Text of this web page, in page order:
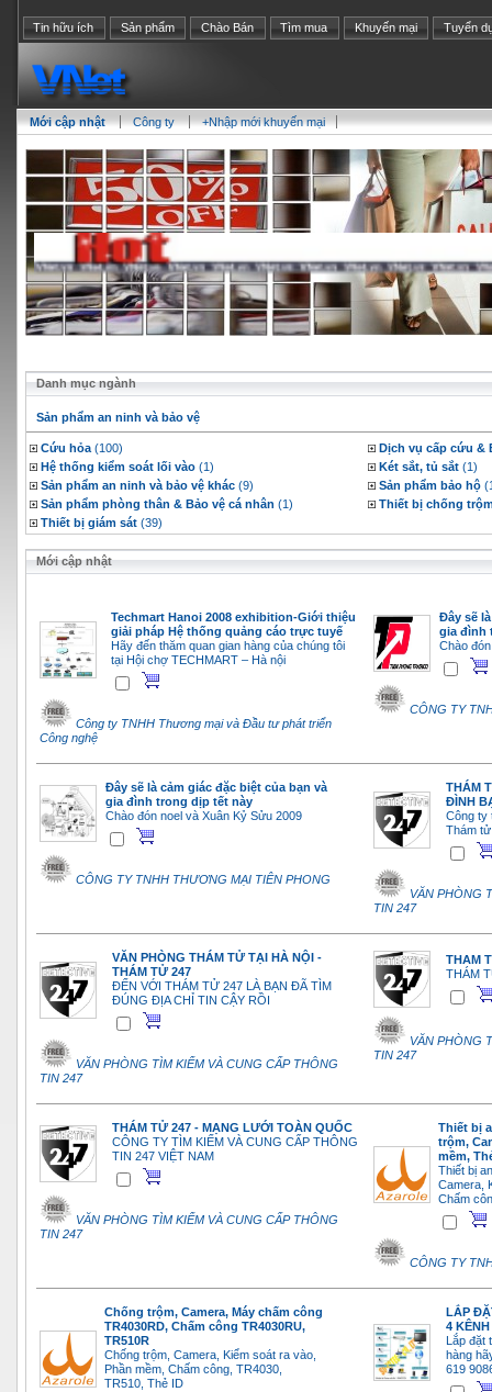
Tin hữu ích Sản phẩm Chào Bán Tìm mua Khuyến mại Tuyển
Mới cập nhật Công ty +Nhập mới khuyến mại
Danh mục ngành
Sản phẩm an ninh và bảo vệ
Cứu hỏa (100)
Dịch vụ cấp cứu &
Hệ thống kiểm soát lối vào (1) Két sắt, tủ sắt (1)
Sản phẩm an ninh và bảo vệ khác (9) Sản phẩm bảo hộ
Sản phẩm phòng thân & Bảo vệ cá nhân (1)
Thiết bị chống
Thiết bị giám sát (39)
Mới cập nhật
Techmart Hanoi 2008 exhibition-Giới thiệu
giải pháp Hệ thống quảng cáo trực tuyế
Hãy đến thăm quan gian hàng của chúng tôi
tại Hội chợ TECHMART – Hà nội
Công ty TNHH Thương mại và Đầu tư phát triển
Công nghệ
Đây sẽ
gia đình
Chào
CÔNG TY
Đây sẽ là cảm giác đặc biệt của bạn và
gia đình trong dịp tết này
Chào đón noel và Xuân Kỷ Sửu 2009
CÔNG TY TNHH THƯƠNG MẠI TIÊN PHONG
THÁM
ĐÌNH
Công ty
Thám
VĂN PHÒNG
TIN 247
VĂN PHÒNG THÁM TỬ TẠI HÀ NỘI -
THÁM TỬ 247
ĐẾN VỚI THÁM TỬ 247 LÀ BẠN ĐÃ TÌM
ĐÚNG ĐỊA CHỈ TIN CẬY RỒI
VĂN PHÒNG TÌM KIẾM VÀ CUNG CẤP THÔNG
TIN 247
THAM
THÁM
VĂN PHÒNG
TIN 247
THÁM TỬ 247 - MẠNG LƯỚI TOÀN QUỐC
CÔNG TY TÌM KIẾM VÀ CUNG CẤP THÔNG
TIN 247 VIỆT NAM
VĂN PHÒNG TÌM KIẾM VÀ CUNG CẤP THÔNG
TIN 247
Thiết bị
trộm,
mềm,
Thiết bị
Camera,
Chấm
CÔNG TY
Chống trộm, Camera, Máy chấm công
TR4030RD, Chấm công TR4030RU,
TR510R
Chống trộm, Camera, Kiểm soát ra vào,
Phần mềm, Chấm công, TR4030,
TR510, Thẻ ID
LẮP
4
Lắp
hàng
619